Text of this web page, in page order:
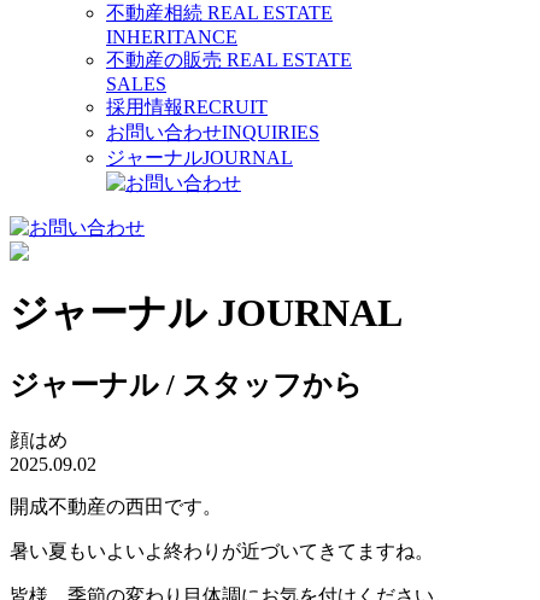
不動産相続 REAL ESTATE
INHERITANCE
不動産の販売 REAL ESTATE
SALES
採用情報RECRUIT
お問い合わせINQUIRIES
ジャーナルJOURNAL
ジャーナル JOURNAL
ジャーナル / スタッフから
顔はめ
2025.09.02
開成不動産の西田です。
暑い夏もいよいよ終わりが近づいてきてますね。